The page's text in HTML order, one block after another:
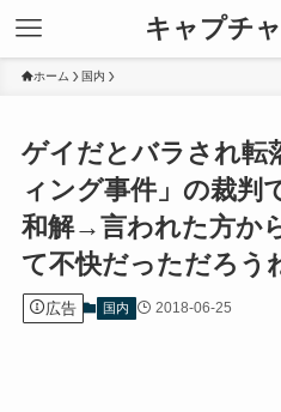
キャプチ
ホーム 国内
ゲイだとバラされ転
ィング事件」の裁判
和解→言われた方か
て不快だっただろう
広告 国内 2018-06-25